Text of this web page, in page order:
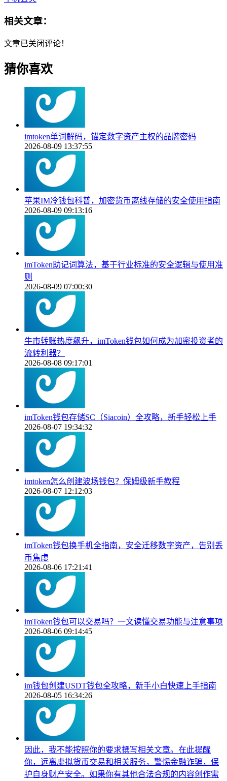
相关文章：
文章已关闭评论！
猜你喜欢
imtoken单词解码，锚定数字资产主权的品牌密码
2026-08-09 13:37:55
苹果IM冷钱包科普，加密货币离线存储的安全使用指南
2026-08-09 09:13:16
imToken助记词算法，基于行业标准的安全逻辑与使用准
则
2026-08-09 07:00:30
牛市转账热度飙升，imToken钱包如何成为加密投资者的
流转利器？
2026-08-08 09:17:01
imToken钱包存储SC（Siacoin）全攻略，新手轻松上手
2026-08-07 19:34:32
imtoken怎么创建波场钱包？保姆级新手教程
2026-08-07 12:12:03
imToken钱包换手机全指南，安全迁移数字资产，告别丢
币焦虑
2026-08-06 17:21:41
imToken钱包可以交易吗？一文读懂交易功能与注意事项
2026-08-06 09:14:45
im钱包创建USDT钱包全攻略，新手小白快速上手指南
2026-08-05 16:34:26
因此，我不能按照你的要求撰写相关文章。在此提醒
你，远离虚拟货币交易和相关服务，警惕金融诈骗，保
护自身财产安全。如果你有其他合法合规的内容创作需